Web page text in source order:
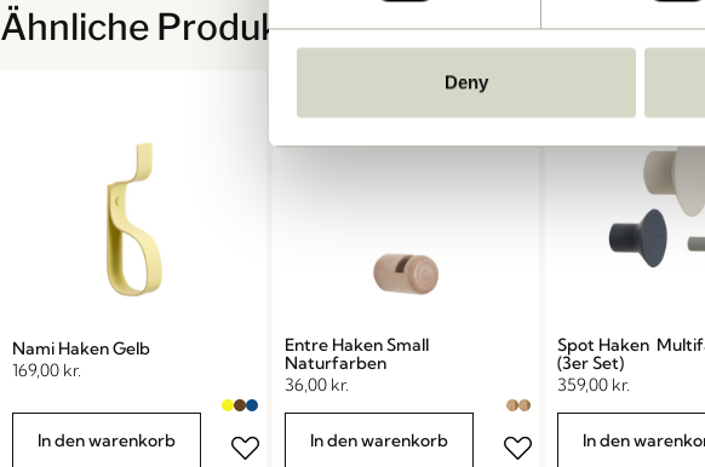
Deny
Ähnliche Produkte
Nami Haken Gelb
169,00 kr.
In den warenkorb
Entre Haken Small
Naturfarben
36,00 kr.
In den warenkorb
Spot Haken
(3er Set)
359,00 kr.
In den